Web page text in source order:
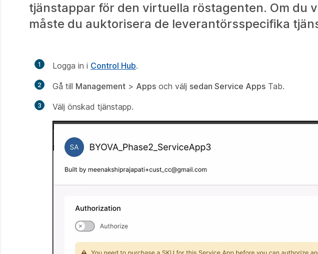
tjänstappar för den virtuella röstagenten. Om du
måste du auktorisera de leverantörsspecifika
1 Logga in i Control Hub.
2 Gå till Management > Apps och välj sedan Service Apps Tab.
3 Välj önskad tjänstapp.